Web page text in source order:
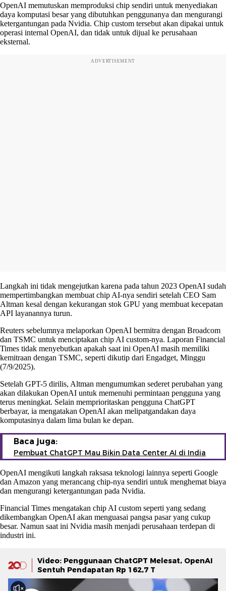
OpenAI memutuskan memproduksi chip sendiri untuk menyediakan
daya komputasi besar yang dibutuhkan penggunanya dan mengurangi
ketergantungan pada Nvidia. Chip custom tersebut akan dipakai untuk
operasi internal OpenAI, dan tidak untuk dijual ke perusahaan
eksternal.
ADVERTISEMENT
Langkah ini tidak mengejutkan karena pada tahun 2023 OpenAI sudah
mempertimbangkan membuat chip AI-nya sendiri setelah CEO Sam
Altman kesal dengan kekurangan stok GPU yang membuat kecepatan
API layanannya turun.
Reuters sebelumnya melaporkan OpenAI bermitra dengan Broadcom
dan TSMC untuk menciptakan chip AI custom-nya. Laporan Financial
Times tidak menyebutkan apakah saat ini OpenAI masih memiliki
kemitraan dengan TSMC, seperti dikutip dari Engadget, Minggu
(7/9/2025).
Setelah GPT-5 dirilis, Altman mengumumkan sederet perubahan yang
akan dilakukan OpenAI untuk memenuhi permintaan pengguna yang
terus meningkat. Selain memprioritaskan pengguna ChatGPT
berbayar, ia mengatakan OpenAI akan melipatgandakan daya
komputasinya dalam lima bulan ke depan.
Baca juga:
Pembuat ChatGPT Mau Bikin Data Center AI di India
OpenAI mengikuti langkah raksasa teknologi lainnya seperti Google
dan Amazon yang merancang chip-nya sendiri untuk menghemat biaya
dan mengurangi ketergantungan pada Nvidia.
Financial Times mengatakan chip AI custom seperti yang sedang
dikembangkan OpenAI akan menguasai pangsa pasar yang cukup
besar. Namun saat ini Nvidia masih menjadi perusahaan terdepan di
industri ini.
Video: Penggunaan ChatGPT Melesat, OpenAI
Sentuh Pendapatan Rp 162,7 T